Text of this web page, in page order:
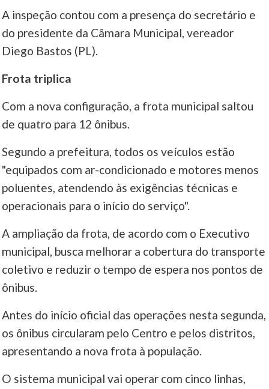
A inspeção contou com a presença do secretário e
do presidente da Câmara Municipal, vereador
Diego Bastos (PL).
Frota triplica
Com a nova configuração, a frota municipal saltou
de quatro para 12 ônibus.
Segundo a prefeitura, todos os veículos estão
"equipados com ar-condicionado e motores menos
poluentes, atendendo às exigências técnicas e
operacionais para o início do serviço".
A ampliação da frota, de acordo com o Executivo
municipal, busca melhorar a cobertura do transporte
coletivo e reduzir o tempo de espera nos pontos de
ônibus.
Antes do início oficial das operações nesta segunda,
os ônibus circularam pelo Centro e pelos distritos,
apresentando a nova frota à população.
O sistema municipal vai operar com cinco linhas,